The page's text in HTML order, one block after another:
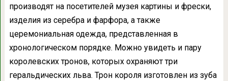
производят на посетителей музея картины и фрески,
изделия из серебра и фарфора, а также
церемониальная одежда, представленная в
хронологическом порядке. Можно увидеть и пару
королевских тронов, которых охраняют три
геральдических льва. Трон короля изготовлен из зуба